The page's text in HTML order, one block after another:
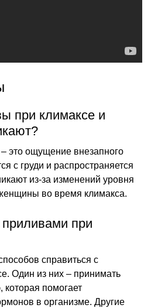
при климаксе и
это ощущение внезапного
с груди и распространяется
из-за изменений уровня
во время климакса.
приливами при
справиться с
Один из них – принимать
помогает
в организме. Другие